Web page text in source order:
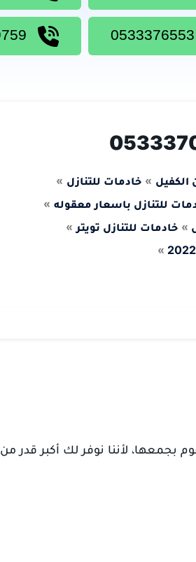
الكفيل
خادمات للتنازل
للتنازل باسعار معقوله
خادمات للتنازل تويتر
بجمعها، لأننا نوفر لك أكبر قدر من